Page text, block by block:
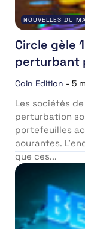
NOUVELLES DU
Circle gèle
perturbant
Coin Edition - 5
Les sociétés
perturbation
portefeuilles
courantes.
que ces...